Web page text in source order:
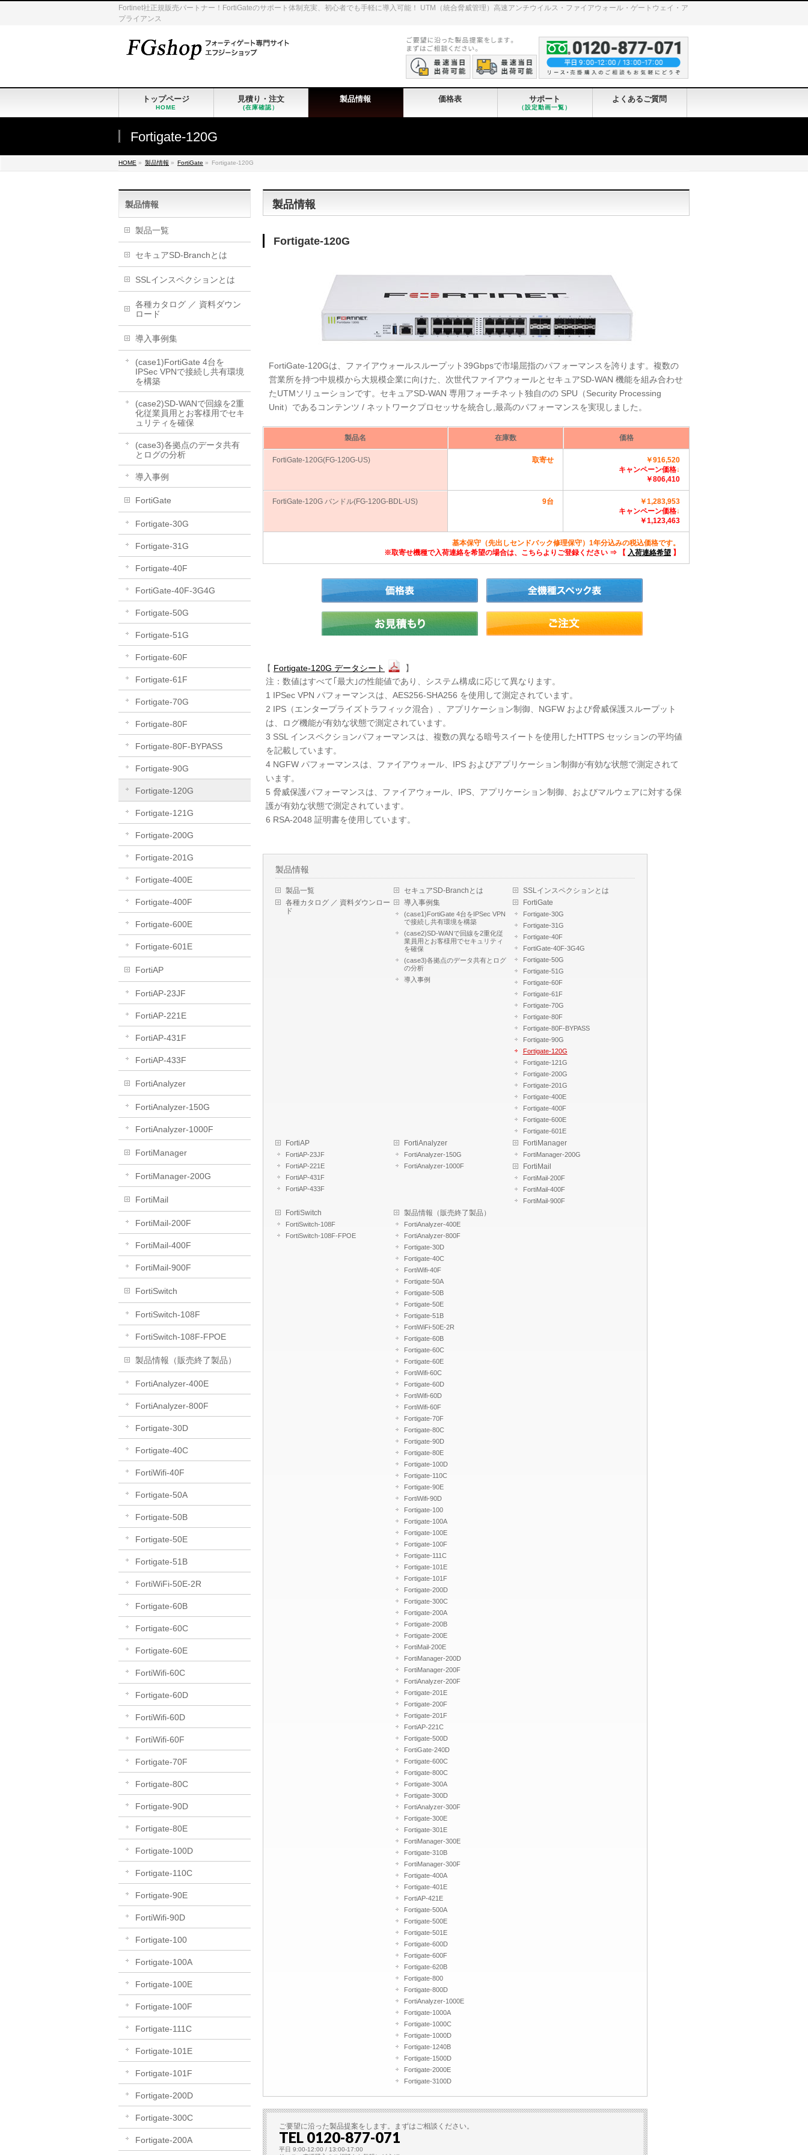
Fortinet社正規販売パートナー！FortiGateのサポート体制充実、初心者でも手軽に導入可能！ UTM（統合脅威管理）高速アンチウイルス・ファイアウォール・ゲートウェイ・ア
プライアンス
トップページ
HOME
見積り・注文
(在庫確認）
製品情報 価格表 サポート
（設定動画一覧）
よくあるご質問
Fortigate-120G
HOME » 製品情報 » FortiGate » Fortigate-120G
製品情報
Fortigate-120G
FortiGate-120Gは、ファイアウォールスループット39Gbpsで市場屈指のパフォーマンスを誇ります。複数の
営業所を持つ中規模から大規模企業に向けた、次世代ファイアウォールとセキュアSD-WAN 機能を組み合わせ
たUTMソリューションです。セキュアSD-WAN 専用フォーチネット独自のの SPU（Security Processing
Unit）であるコンテンツ / ネットワークプロセッサを統合し,最高のパフォーマンスを実現しました。
製品名 在庫数 価格
FortiGate-120G(FG-120G-US) 取寄せ
￥916,520
キャンペーン価格↓
￥806,410
FortiGate-120G バンドル(FG-120G-BDL-US) 9台
￥1,283,953
キャンペーン価格↓
￥1,123,463
基本保守（先出しセンドバック修理保守）1年分込みの税込価格です。
※取寄せ機種で入荷連絡を希望の場合は、こちらよりご登録ください ⇒ 【 入荷連絡希望 】
【 Fortigate-120G データシート
】
注：数値はすべて｢最大｣の性能値であり、システム構成に応じて異なります。
1 IPSec VPN パフォーマンスは、AES256-SHA256 を使用して測定されています。
2 IPS（エンタープライズトラフィック混合）、アプリケーション制御、NGFW および脅威保護スループット
は、ログ機能が有効な状態で測定されています。
3 SSL インスペクションパフォーマンスは、複数の異なる暗号スイートを使用したHTTPS セッションの平均値
を記載しています。
4 NGFW パフォーマンスは、ファイアウォール、IPS およびアプリケーション制御が有効な状態で測定されて
います。
5 脅威保護パフォーマンスは、ファイアウォール、IPS、アプリケーション制御、およびマルウェアに対する保
護が有効な状態で測定されています。
6 RSA-2048 証明書を使用しています。
製品情報
製品一覧 セキュアSD-Branchとは
SSLインスペクションとは
各種カタログ ／ 資料ダウンロー
ド
導入事例集
(case1)FortiGate 4台をIPSec VPN
で接続し共有環境を構築
(case2)SD-WANで回線を2重化従
業員用とお客様用でセキュリティ
を確保
(case3)各拠点のデータ共有とログ
の分析
導入事例
FortiGate
Fortigate-30G
Fortigate-31G
Fortigate-40F
FortiGate-40F-3G4G
Fortigate-50G
Fortigate-51G
Fortigate-60F
Fortigate-61F
Fortigate-70G
Fortigate-80F
Fortigate-80F-BYPASS
Fortigate-90G
Fortigate-120G
Fortigate-121G
Fortigate-200G
Fortigate-201G
Fortigate-400E
Fortigate-400F
Fortigate-600E
Fortigate-601E
FortiAP
FortiAP-23JF
FortiAP-221E
FortiAP-431F
FortiAP-433F
FortiAnalyzer
FortiAnalyzer-150G
FortiAnalyzer-1000F
FortiManager
FortiManager-200G
FortiMail
FortiMail-200F
FortiMail-400F
FortiMail-900F
FortiSwitch
FortiSwitch-108F
FortiSwitch-108F-FPOE
製品情報（販売終了製品）
FortiAnalyzer-400E
FortiAnalyzer-800F
Fortigate-30D
Fortigate-40C
FortiWifi-40F
Fortigate-50A
Fortigate-50B
Fortigate-50E
Fortigate-51B
FortiWiFi-50E-2R
Fortigate-60B
Fortigate-60C
Fortigate-60E
FortiWifi-60C
Fortigate-60D
FortiWifi-60D
FortiWifi-60F
Fortigate-70F
Fortigate-80C
Fortigate-90D
Fortigate-80E
Fortigate-100D
Fortigate-110C
Fortigate-90E
FortiWifi-90D
Fortigate-100
Fortigate-100A
Fortigate-100E
Fortigate-100F
Fortigate-111C
Fortigate-101E
Fortigate-101F
Fortigate-200D
Fortigate-300C
Fortigate-200A
Fortigate-200B
Fortigate-200E
FortiMail-200E
FortiManager-200D
FortiManager-200F
FortiAnalyzer-200F
Fortigate-201E
Fortigate-200F
Fortigate-201F
FortiAP-221C
Fortigate-500D
FortiGate-240D
Fortigate-600C
Fortigate-800C
Fortigate-300A
Fortigate-300D
FortiAnalyzer-300F
Fortigate-300E
Fortigate-301E
FortiManager-300E
Fortigate-310B
FortiManager-300F
Fortigate-400A
Fortigate-401E
FortiAP-421E
Fortigate-500A
Fortigate-500E
Fortigate-501E
Fortigate-600D
Fortigate-600F
Fortigate-620B
Fortigate-800
Fortigate-800D
FortiAnalyzer-1000E
Fortigate-1000A
Fortigate-1000C
Fortigate-1000D
Fortigate-1240B
Fortigate-1500D
Fortigate-2000E
Fortigate-3100D
ご要望に沿った製品提案をします。まずはご相談ください。
TEL 0120-877-071
平日 9:00-12:00 / 13:00-17:00
製品情報
製品一覧
セキュアSD-Branchとは
SSLインスペクションとは
各種カタログ ／ 資料ダウン
ロード
導入事例集
(case1)FortiGate 4台を
IPSec VPNで接続し共有環境
を構築
(case2)SD-WANで回線を2重
化従業員用とお客様用でセキ
ュリティを確保
(case3)各拠点のデータ共有
とログの分析
導入事例
FortiGate
Fortigate-30G
Fortigate-31G
Fortigate-40F
FortiGate-40F-3G4G
Fortigate-50G
Fortigate-51G
Fortigate-60F
Fortigate-61F
Fortigate-70G
Fortigate-80F
Fortigate-80F-BYPASS
Fortigate-90G
Fortigate-120G
Fortigate-121G
Fortigate-200G
Fortigate-201G
Fortigate-400E
Fortigate-400F
Fortigate-600E
Fortigate-601E
FortiAP
FortiAP-23JF
FortiAP-221E
FortiAP-431F
FortiAP-433F
FortiAnalyzer
FortiAnalyzer-150G
FortiAnalyzer-1000F
FortiManager
FortiManager-200G
FortiMail
FortiMail-200F
FortiMail-400F
FortiMail-900F
FortiSwitch
FortiSwitch-108F
FortiSwitch-108F-FPOE
製品情報（販売終了製品）
FortiAnalyzer-400E
FortiAnalyzer-800F
Fortigate-30D
Fortigate-40C
FortiWifi-40F
Fortigate-50A
Fortigate-50B
Fortigate-50E
Fortigate-51B
FortiWiFi-50E-2R
Fortigate-60B
Fortigate-60C
Fortigate-60E
FortiWifi-60C
Fortigate-60D
FortiWifi-60D
FortiWifi-60F
Fortigate-70F
Fortigate-80C
Fortigate-90D
Fortigate-80E
Fortigate-100D
Fortigate-110C
Fortigate-90E
FortiWifi-90D
Fortigate-100
Fortigate-100A
Fortigate-100E
Fortigate-100F
Fortigate-111C
Fortigate-101E
Fortigate-101F
Fortigate-200D
Fortigate-300C
Fortigate-200A